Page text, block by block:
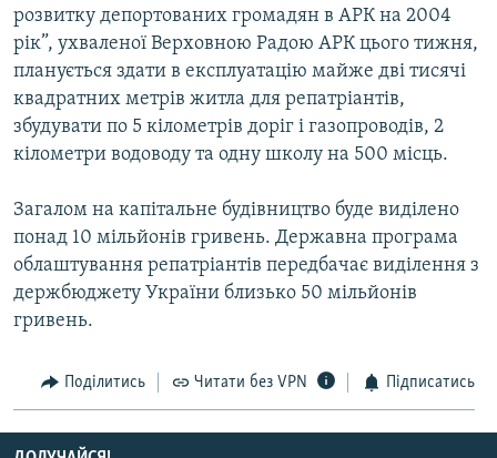
розвитку депортованих громадян в АРК на 2004
рік”, ухваленої Верховною Радою АРК цього тижня,
планується здати в експлуатацію майже дві тисячі
квадратних метрів житла для репатріантів,
збудувати по 5 кілометрів доріг і газопроводів, 2
кілометри водоводу та одну школу на 500 місць.
Загалом на капітальне будівництво буде виділено
понад 10 мільйонів гривень. Державна програма
облаштування репатріантів передбачає виділення з
держбюджету України близько 50 мільйонів
гривень.
Поділитись Читати без VPN Підписатись